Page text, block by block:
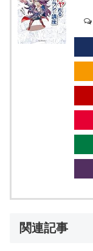
関連記事